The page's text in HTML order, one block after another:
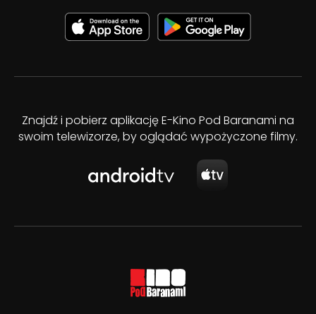
Znajdź i pobierz aplikację E-Kino Pod Baranami na
swoim telewizorze, by oglądać wypożyczone filmy.